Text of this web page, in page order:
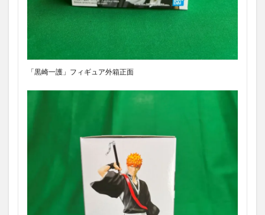
「黒崎一護」フィギュア外箱正面